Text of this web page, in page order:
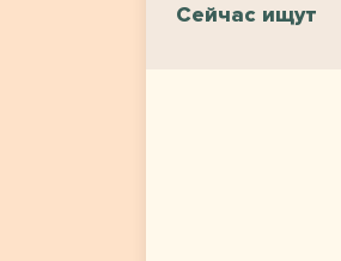
Сейчас ищут